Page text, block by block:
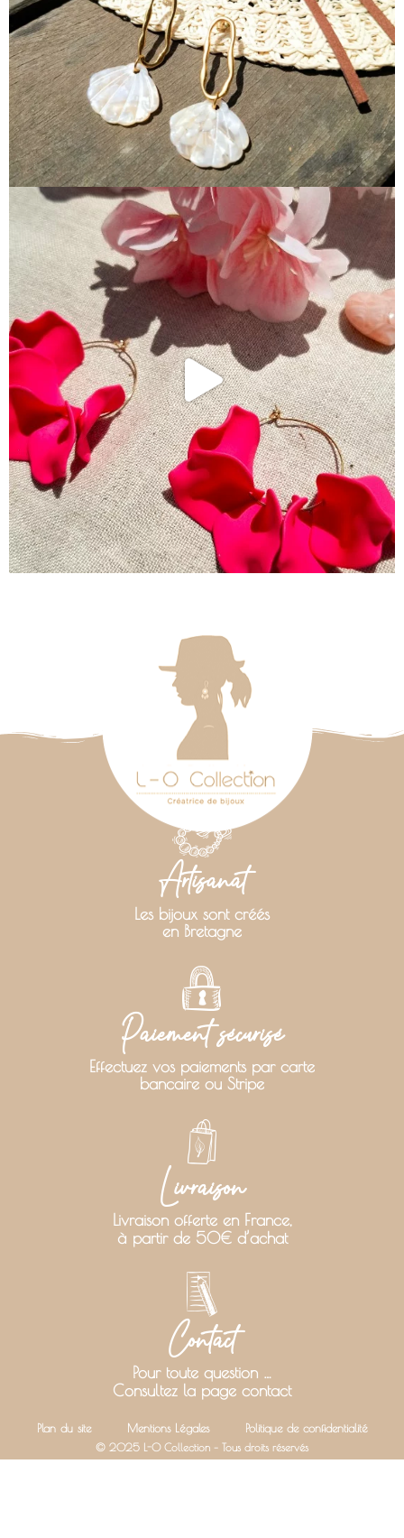
Artisanat
Les bijoux sont créés
en Bretagne
Paiement sécurisé
Effectuez vos paiements par carte
bancaire ou Stripe
Livraison
Livraison offerte en France,
à partir de 50€ d’achat
Contact
Pour toute question …
Consultez la page contact
Plan du site Mentions Légales Politique de confidentialité
© 2025 L-O Collection – Tous droits réservés